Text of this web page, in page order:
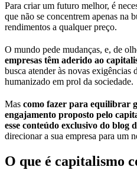
Para criar um futuro melhor, é
que não se concentrem apenas na
rendimentos a qualquer preço.
O mundo pede mudanças, e, de
empresas têm aderido ao
busca atender às novas exigências
humanizado em prol da sociedade.
Mas como fazer para equilibrar
engajamento proposto pelo
esse conteúdo exclusivo do blog
direcionar a sua empresa para um
O que é capitalismo